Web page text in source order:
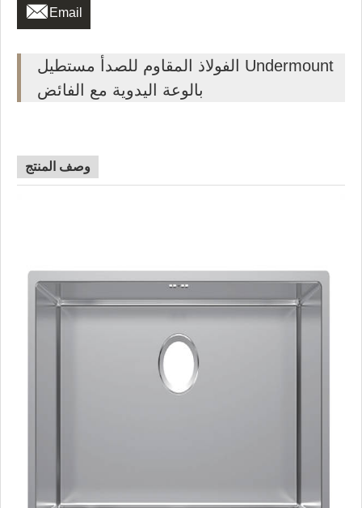
 Email
الفولاذ المقاوم للصدأ مستطيل Undermount
بالوعة اليدوية مع الفائض
وصف المنتج